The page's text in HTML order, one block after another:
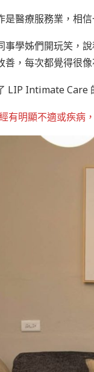
是醫療服務業，相
事學姊們開玩笑，
善，每次都覺得很
LIP Intimate Care
有明顯不適或疾病